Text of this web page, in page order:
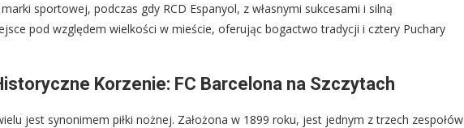
sportowej, podczas gdy RCD Espanyol, z własnymi sukcesami i silną
pod względem wielkości w mieście, oferując bogactwo tradycji i cztery Puchary
Korzenie: FC Barcelona na Szczytach
jest synonimem piłki nożnej. Założona w 1899 roku, jest jednym z trzech zespołów